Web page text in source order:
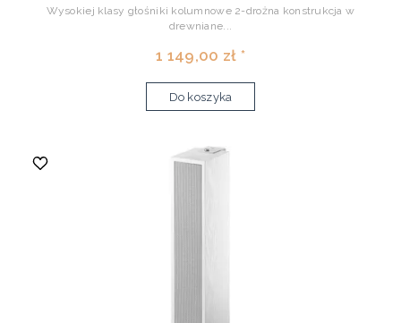
Wysokiej klasy głośniki kolumnowe 2-drożna konstrukcja w
drewniane...
1 149,00 zł *
Do koszyka